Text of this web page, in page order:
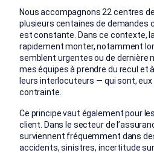
Nous accompagnons 22 centres
plusieurs centaines de demandes
est constante. Dans ce contexte,
rapidement monter, notamment
semblent urgentes ou de dernière
mes équipes à prendre du recul et
leurs interlocuteurs — qui sont,
contrainte.
Ce principe vaut également pour
client. Dans le secteur de
surviennent fréquemment dans
accidents, sinistres, incertitude